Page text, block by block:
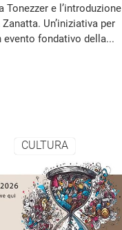
Tonezzer e
Un’iniziativa per
evento fondativo della...
CULTURA